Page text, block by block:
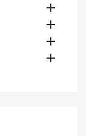



